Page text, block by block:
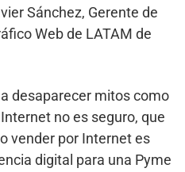
Sánchez, Gerente de
Web de LATAM de
desaparecer mitos como
no es seguro, que
vender por Internet es
digital para una Pyme